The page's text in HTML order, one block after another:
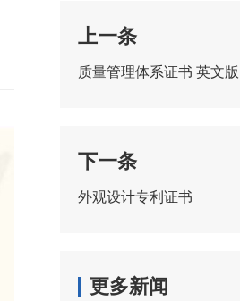
上一条
质量管理体系证书 英文版
下一条
外观设计专利证书
更多新闻